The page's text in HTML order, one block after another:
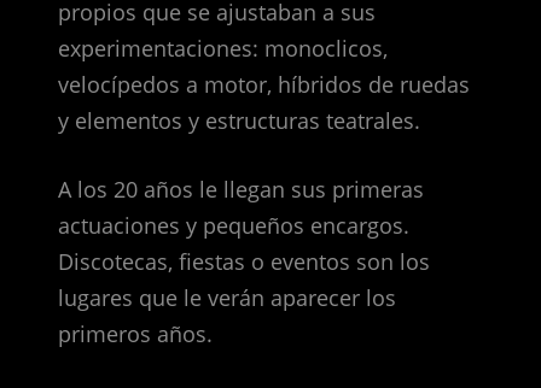
propios que se ajustaban a sus
experimentaciones: monoclicos,
velocípedos a motor, híbridos de ruedas
y elementos y estructuras teatrales.
A los 20 años le llegan sus primeras
actuaciones y pequeños encargos.
Discotecas, fiestas o eventos son los
lugares que le verán aparecer los
primeros años.